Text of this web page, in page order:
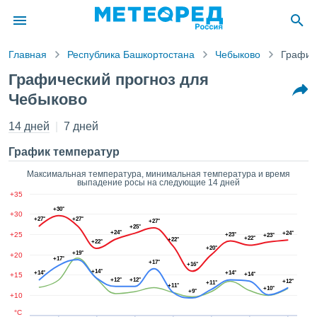
Вы можете
к этому
файлы
Главная Республика Башкортостана Чебыково
Графический прогноз для
Чебыково
14 дней 7 дней
График температур
Максимальная температура, минимальная температура и время
выпадение росы на следующие 14 дней
+10
+15
+20
+25
+30
+35
°C
+27°
+30°
+27°
+22°
+24°
+25°
+27°
+22°
+16°
+20°
+23°
+22° +23° +24°
+14°
+17°
+19°
+14°
+12°
+12°
+17°
+11°
+9°
+11°
+14° +14°
+10°
+12°